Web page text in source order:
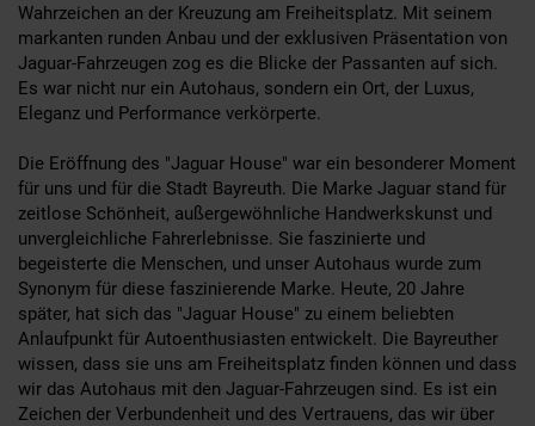
Wahrzeichen an der Kreuzung am Freiheitsplatz. Mit seinem
markanten runden Anbau und der exklusiven Präsentation von
Jaguar-Fahrzeugen zog es die Blicke der Passanten auf sich.
Es war nicht nur ein Autohaus, sondern ein Ort, der Luxus,
Eleganz und Performance verkörperte.
Die Eröffnung des "Jaguar House" war ein besonderer Moment
für uns und für die Stadt Bayreuth. Die Marke Jaguar stand für
zeitlose Schönheit, außergewöhnliche Handwerkskunst und
unvergleichliche Fahrerlebnisse. Sie faszinierte und
begeisterte die Menschen, und unser Autohaus wurde zum
Synonym für diese faszinierende Marke. Heute, 20 Jahre
später, hat sich das "Jaguar House" zu einem beliebten
Anlaufpunkt für Autoenthusiasten entwickelt. Die Bayreuther
wissen, dass sie uns am Freiheitsplatz finden können und dass
wir das Autohaus mit den Jaguar-Fahrzeugen sind. Es ist ein
Zeichen der Verbundenheit und des Vertrauens, das wir über